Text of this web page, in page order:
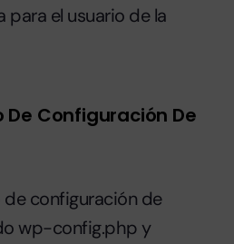
para el usuario de la
De Configuración De
configuración de
wp-config.php y